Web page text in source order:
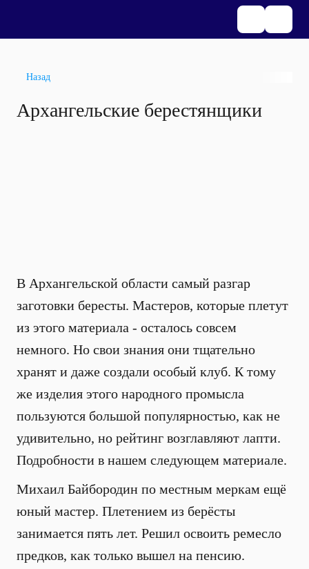
Назад
Архангельские берестянщики
В Архангельской области самый разгар
заготовки бересты. Мастеров, которые плетут
из этого материала - осталось совсем
немного. Но свои знания они тщательно
хранят и даже создали особый клуб. К тому
же изделия этого народного промысла
пользуются большой популярностью, как не
удивительно, но рейтинг возглавляют лапти.
Подробности в нашем следующем материале.
Михаил Байбородин по местным меркам ещё
юный мастер. Плетением из берёсты
занимается пять лет. Решил освоить ремесло
предков, как только вышел на пенсию.